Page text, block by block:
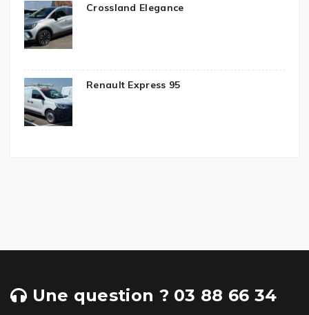
Crossland Elegance
Renault Express 95
Une question ? 03 88 66 34